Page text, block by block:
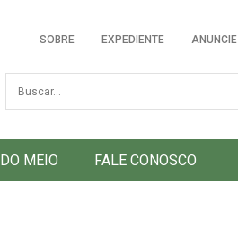
SOBRE EXPEDIENTE ANUNCIE
Busca
MEIO FALE CONOSCO